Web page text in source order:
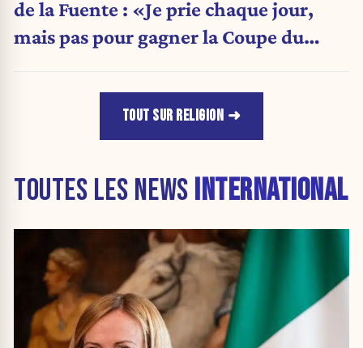
de la Fuente : «Je prie chaque jour,
mais pas pour gagner la Coupe du
TOUT SUR RELIGION
TOUTES LES NEWS INTERNATIONAL